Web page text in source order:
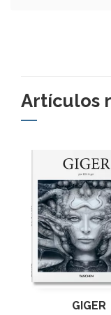
Artículos
GIGER